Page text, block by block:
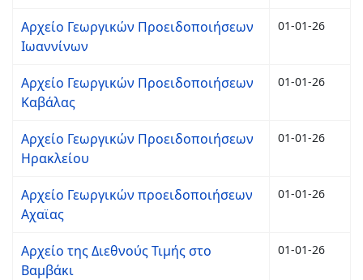
Αρχείο Γεωργικών Προειδοποιήσεων
Ιωαννίνων
01-01-26
Αρχείο Γεωργικών Προειδοποιήσεων
Καβάλας
01-01-26
Αρχείο Γεωργικών Προειδοποιήσεων
Ηρακλείου
01-01-26
Αρχείο Γεωργικών προειδοποιήσεων
Αχαϊας
01-01-26
Αρχείο της Διεθνούς Τιμής στο
Βαμβάκι
01-01-26